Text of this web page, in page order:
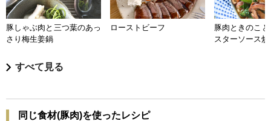
豚しゃぶ肉と三つ葉のあっ
さり梅生姜鍋
ローストビーフ
豚肉ときのこ
スターソース炒
すべて見る
同じ食材(豚肉)を使ったレシピ